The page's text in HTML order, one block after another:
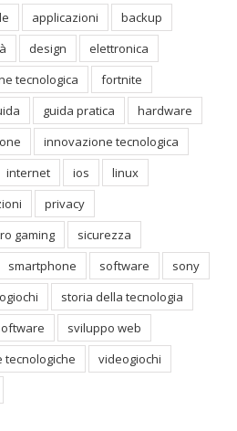
applicazioni
backup
design
elettronica
tecnologica
fortnite
guida pratica
hardware
innovazione tecnologica
internet ios
linux
privacy
gaming
sicurezza
smartphone software
sony
storia della tecnologia
sviluppo web
tecnologiche
videogiochi